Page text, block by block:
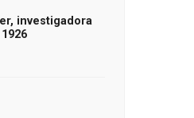
investigadora